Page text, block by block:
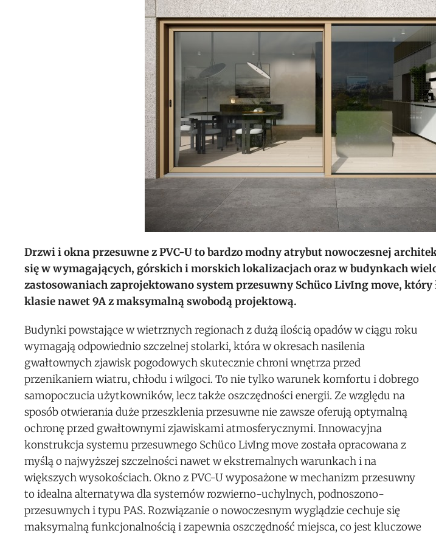
Drzwi i okna przesuwne z PVC-U to bardzo modny atrybut nowoczesnej
się w wymagających, górskich i morskich lokalizacjach oraz w budynkach
zastosowaniach zaprojektowano system przesuwny Schüco LivIng move, który
klasie nawet 9A z maksymalną swobodą projektową.
Budynki powstające w wietrznych regionach z dużą ilością opadów w ciągu roku
wymagają odpowiednio szczelnej stolarki, która w okresach nasilenia
gwałtownych zjawisk pogodowych skutecznie chroni wnętrza przed
przenikaniem wiatru, chłodu i wilgoci. To nie tylko warunek komfortu i dobrego
samopoczucia użytkowników, lecz także oszczędności energii. Ze względu na
sposób otwierania duże przeszklenia przesuwne nie zawsze oferują optymalną
ochronę przed gwałtownymi zjawiskami atmosferycznymi. Innowacyjna
konstrukcja systemu przesuwnego Schüco LivIng move została opracowana z
myślą o najwyższej szczelności nawet w ekstremalnych warunkach i na
większych wysokościach. Okno z PVC-U wyposażone w mechanizm przesuwny
to idealna alternatywa dla systemów rozwierno-uchylnych, podnoszono-
przesuwnych i typu PAS. Rozwiązanie o nowoczesnym wyglądzie cechuje się
maksymalną funkcjonalnością i zapewnia oszczędność miejsca, co jest kluczowe